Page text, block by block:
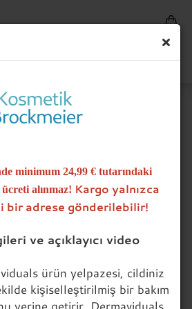
minimum 24,99 € tutarındaki
alınmaz! Kargo yalnızca
bir adrese gönderilebilir!
ve açıklayıcı video
ürün yelpazesi, cildiniz
kişiselleştirilmiş bir bakım
yerine getirir. Dermaviduals
kokulu banyo,